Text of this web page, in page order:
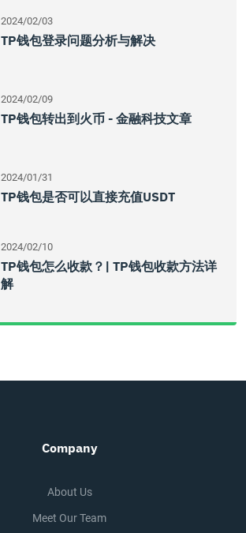
2024/02/03
TP钱包登录问题分析与解决
2024/02/09
TP钱包转出到火币 - 金融科技文章
2024/01/31
TP钱包是否可以直接充值USDT
2024/02/10
TP钱包怎么收款？| TP钱包收款方法详
解
Company
About Us
Meet Our Team